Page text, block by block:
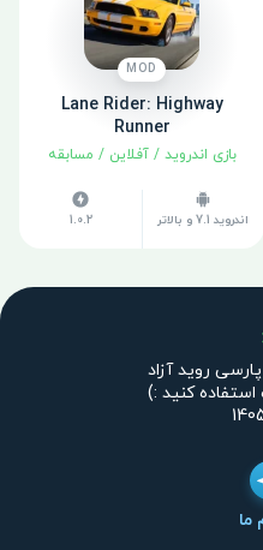
MOD
Lane Rider: Highway
Runner
بازی اندروید /آفلاین / مسابقه
اندروید 7.1 و بالاتر 1.0.2
روید آزاد
کنید :)
ما